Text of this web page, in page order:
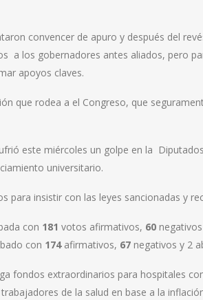
convencer de apuro y después del
a los gobernadores antes aliados, pero
apoyos claves.
que rodea a el Congreso, que
este miércoles un golpe en la
universitario.
para insistir con las leyes sancionadas y
con 181 votos afirmativos, 60
con 174 afirmativos, 67 negativos y 2
fondos extraordinarios para hospitales
de la salud en base a la